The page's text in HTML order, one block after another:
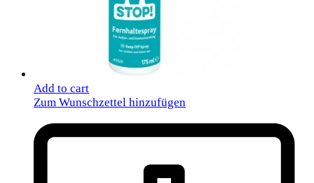
Add to cart
Zum Wunschzettel hinzufügen